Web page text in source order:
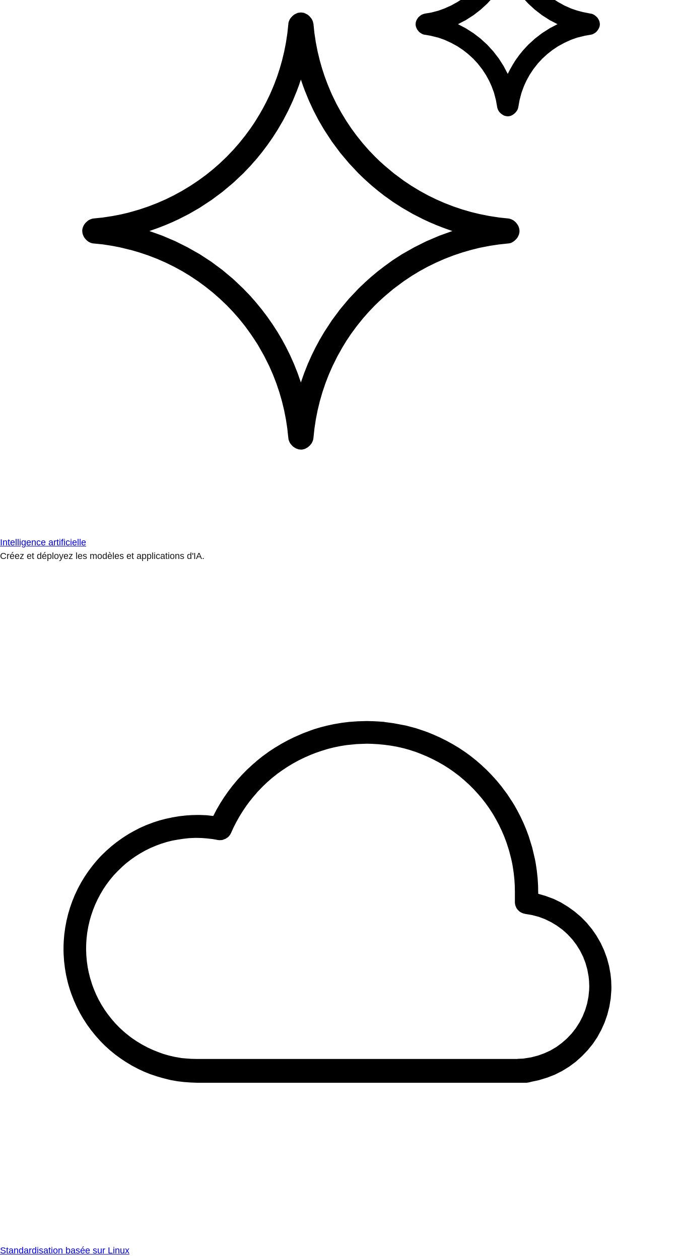
Intelligence artificielle
Créez et déployez les modèles et applications d'IA.
Standardisation basée sur Linux